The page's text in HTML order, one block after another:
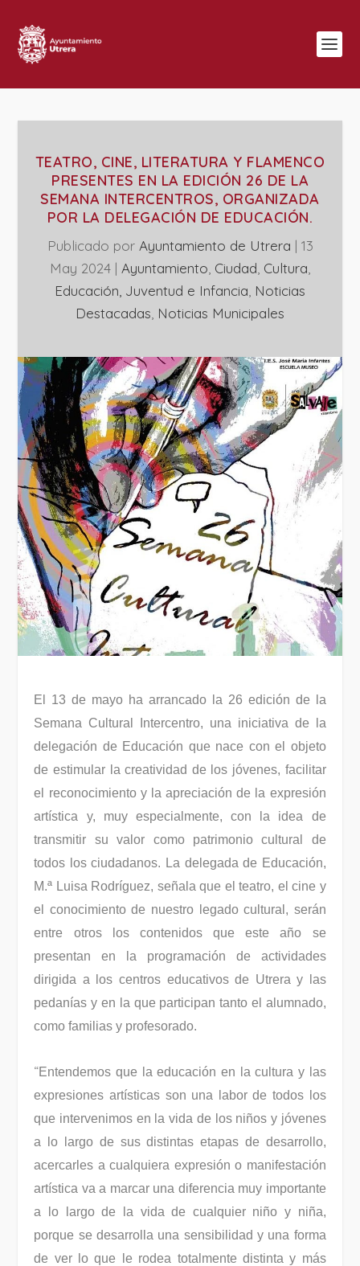
TEATRO, CINE, LITERATURA Y FLAMENCO
PRESENTES EN LA EDICIÓN 26 DE LA
SEMANA INTERCENTROS, ORGANIZADA
POR LA DELEGACIÓN DE EDUCACIÓN.
Publicado por Ayuntamiento de Utrera | 13
May 2024 | Ayuntamiento Ciudad Cultura
Educación, Juventud e Infancia Noticias
Destacadas ‎Noticias Municipales
El 13 de mayo ha arrancado la 26 edición de la
Semana Cultural Intercentro, una iniciativa de la
delegación de Educación que nace con el objeto
de estimular la creatividad de los jóvenes, facilitar
el reconocimiento y la apreciación de la expresión
artística y, muy especialmente, con la idea de
transmitir su valor como patrimonio cultural de
todos los ciudadanos. La delegada de Educación,
M.ª Luisa Rodríguez, señala que el teatro, el cine y
el conocimiento de nuestro legado cultural, serán
entre otros los contenidos que este año se
presentan en la programación de actividades
dirigida a los centros educativos de Utrera y las
pedanías y en la que participan tanto el alumnado,
como familias y profesorado.
“Entendemos que la educación en la cultura y las
expresiones artísticas son una labor de todos los
que intervenimos en la vida de los niños y jóvenes
a lo largo de sus distintas etapas de desarrollo,
acercarles a cualquiera expresión o manifestación
artística va a marcar una diferencia muy importante
a lo largo de la vida de cualquier niño y niña,
porque se desarrolla una sensibilidad y una forma
de ver lo que le rodea totalmente distinta y más